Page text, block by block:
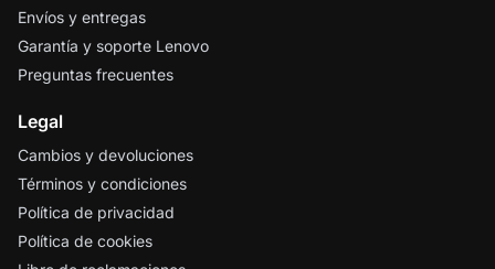
Envíos y entregas
Garantía y soporte Lenovo
Preguntas frecuentes
Legal
Cambios y devoluciones
Términos y condiciones
Política de privacidad
Política de cookies